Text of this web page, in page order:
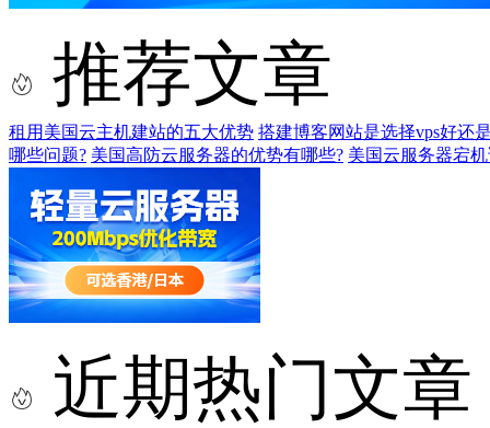
推荐文章
租用美国云主机建站的五大优势 搭建博客网站是选择vps好还
哪些问题? 美国高防云服务器的优势有哪些? 美国云服务器宕
近期热门文章